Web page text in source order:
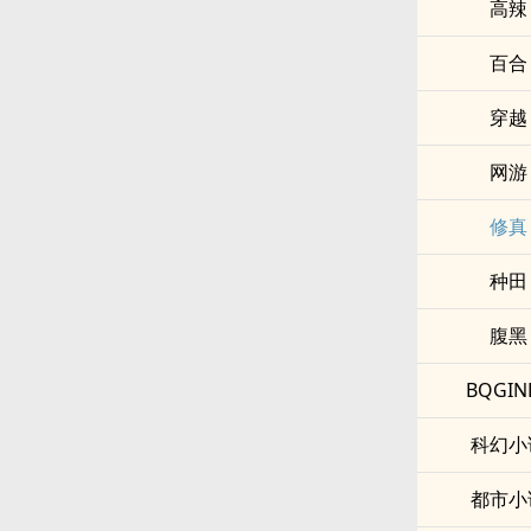
­‍‎高­辣‍
百合
穿越
网游
修真
种田
腹黑
科幻
都市